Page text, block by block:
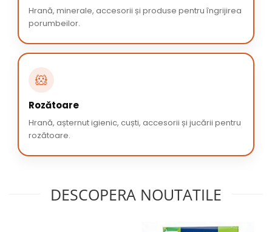
Hrană, minerale, accesorii și produse pentru îngrijirea
porumbeilor.
🐹
Rozătoare
Hrană, așternut igienic, cuști, accesorii și jucării pentru
rozătoare.
DESCOPERA NOUTATILE